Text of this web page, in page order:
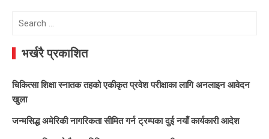
Search
भर्खरै प्रकाशित
चिकित्सा शिक्षा स्नातक तहको एकीकृत प्रवेश परीक्षाका लागि अनलाइन आवेदन
खुला
जन्मसिद्ध अमेरिकी नागरिकता सीमित गर्न ट्रम्पका दुई नयाँ कार्यकारी आदेश